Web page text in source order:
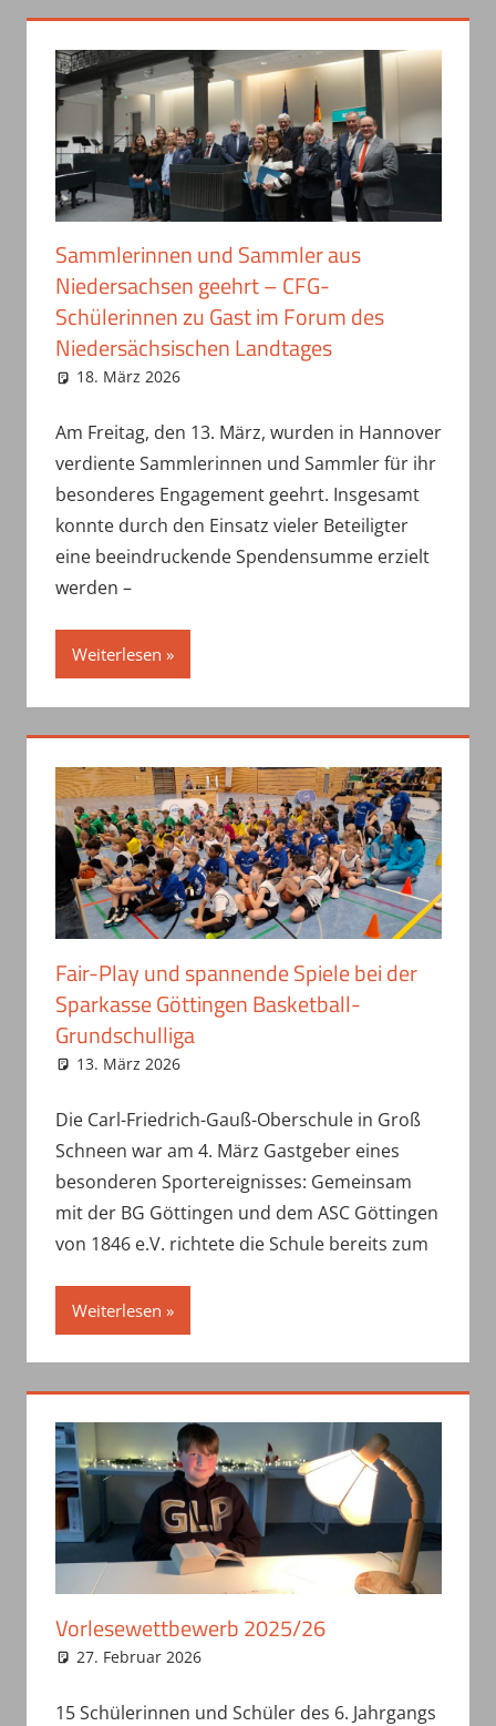
Sammlerinnen und Sammler aus
Niedersachsen geehrt – CFG-
Schülerinnen zu Gast im Forum des
Niedersächsischen Landtages
18. März 2026
Am Freitag, den 13. März, wurden in Hannover
verdiente Sammlerinnen und Sammler für ihr
besonderes Engagement geehrt. Insgesamt
konnte durch den Einsatz vieler Beteiligter
eine beeindruckende Spendensumme erzielt
werden –
Weiterlesen
Fair-Play und spannende Spiele bei der
Sparkasse Göttingen Basketball-
Grundschulliga
13. März 2026
Die Carl-Friedrich-Gauß-Oberschule in Groß
Schneen war am 4. März Gastgeber eines
besonderen Sportereignisses: Gemeinsam
mit der BG Göttingen und dem ASC Göttingen
von 1846 e.V. richtete die Schule bereits zum
Weiterlesen
Vorlesewettbewerb 2025/26
27. Februar 2026
15 Schülerinnen und Schüler des 6. Jahrgangs